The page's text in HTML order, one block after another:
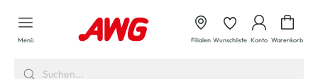
springen
Menü Filialen Wunschliste Konto Warenkorb